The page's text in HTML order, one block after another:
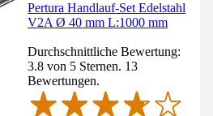
Pertura Handlauf-Set Edelstahl
V2A Ø 40 mm L:1000 mm
Durchschnittliche Bewertung:
3.8 von 5 Sternen. 13
Bewertungen.